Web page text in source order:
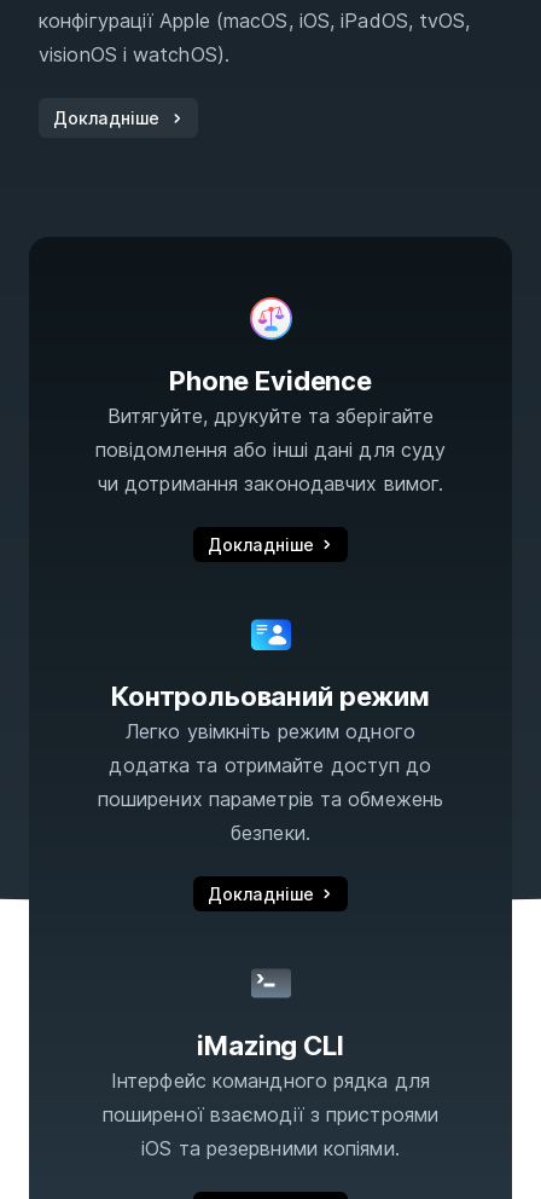
конфігурації Apple (macOS, iOS, iPadOS, tvOS,
visionOS і watchOS).
Докладніше
Phone Evidence
Витягуйте, друкуйте та зберігайте
повідомлення або інші дані для суду
чи дотримання законодавчих вимог.
Докладніше
Контрольований режим
Легко увімкніть режим одного
додатка та отримайте доступ до
поширених параметрів та обмежень
безпеки.
Докладніше
iMazing CLI
Інтерфейс командного рядка для
поширеної взаємодії з пристроями
iOS та резервними копіями.